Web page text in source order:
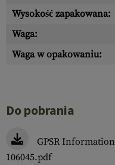
Wysokość zapakowana:
Waga:
Waga w opakowaniu:
Do pobrania
GPSR Information
106045.pdf